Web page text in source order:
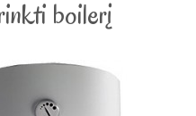
boilerį